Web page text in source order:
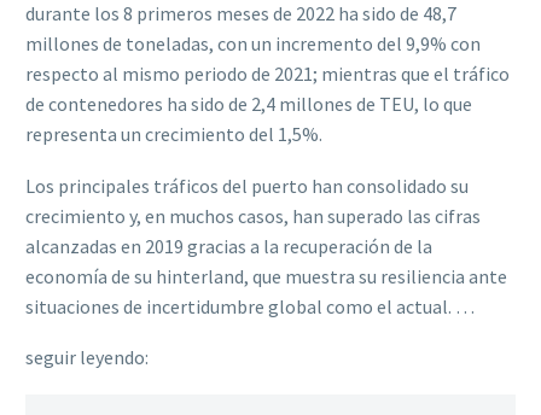
durante los 8 primeros meses de 2022 ha sido de 48,7
millones de toneladas, con un incremento del 9,9% con
respecto al mismo periodo de 2021; mientras que el tráfico
de contenedores ha sido de 2,4 millones de TEU, lo que
representa un crecimiento del 1,5%.
Los principales tráficos del puerto han consolidado su
crecimiento y, en muchos casos, han superado las cifras
alcanzadas en 2019 gracias a la recuperación de la
economía de su hinterland, que muestra su resiliencia ante
situaciones de incertidumbre global como el actual. …
seguir leyendo: